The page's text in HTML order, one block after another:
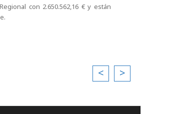
con 2.650.562,16 € y están
< >